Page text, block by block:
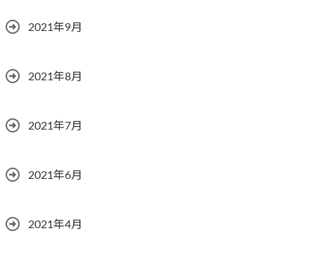
2021年9月
2021年8月
2021年7月
2021年6月
2021年4月